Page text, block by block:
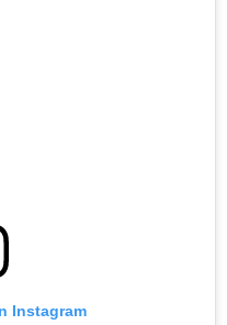
Instagram